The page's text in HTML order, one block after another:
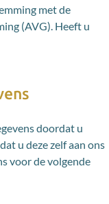
met de
(AVG). Heeft u
doordat u
u deze zelf aan ons
voor de volgende